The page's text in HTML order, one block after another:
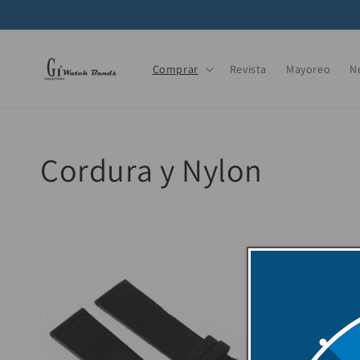
al contenido
Comprar Revista Mayoreo
Colección:
Cordura y Nylon